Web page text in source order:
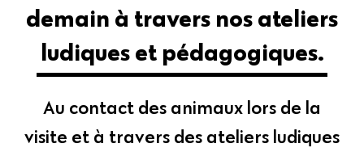
demain à travers nos ateliers
ludiques et pédagogiques.
Au contact des animaux lors de la
visite et à travers des ateliers ludiques